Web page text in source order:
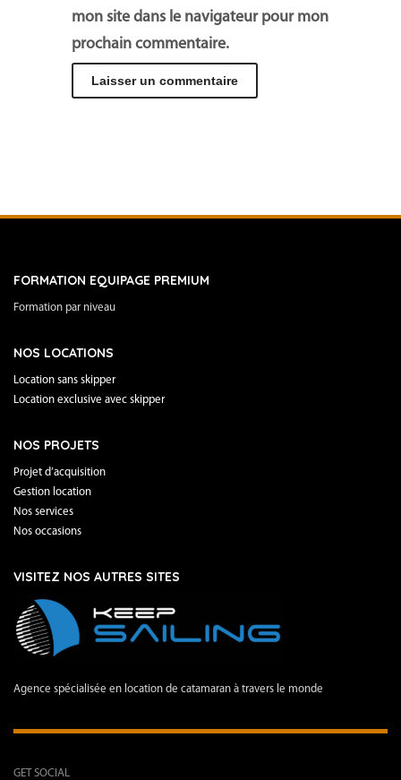
mon site dans le navigateur pour mon
prochain commentaire.
FORMATION EQUIPAGE PREMIUM
Formation par niveau
NOS LOCATIONS
Location sans skipper
Location exclusive avec skipper
NOS PROJETS
Projet d’acquisition
Gestion location
Nos services
Nos occasions
VISITEZ NOS AUTRES SITES
Agence spécialisée en location de catamaran à travers le monde
GET SOCIAL